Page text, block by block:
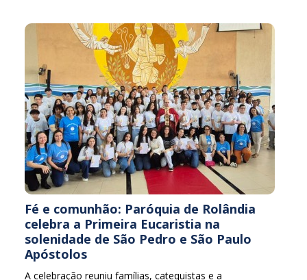
Fé e comunhão: Paróquia de Rolândia
celebra a Primeira Eucaristia na
solenidade de São Pedro e São Paulo
Apóstolos
A celebração reuniu famílias, catequistas e a